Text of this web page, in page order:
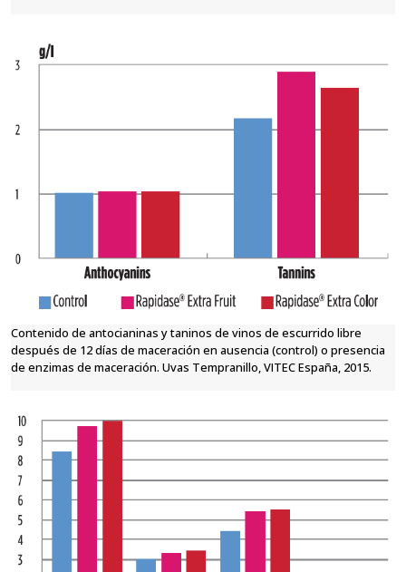
Contenido de antocianinas y taninos de vinos de escurrido libre
después de 12 días de maceración en ausencia (control) o presencia
de enzimas de maceración. Uvas Tempranillo, VITEC España, 2015.